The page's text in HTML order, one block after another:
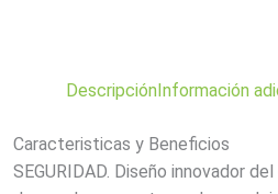
Descripción Información
Caracteristicas y Beneficios
SEGURIDAD. Diseño innovador